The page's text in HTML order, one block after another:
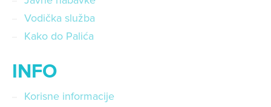
Vodička služba
Kako do Palića
INFO
Korisne informacije